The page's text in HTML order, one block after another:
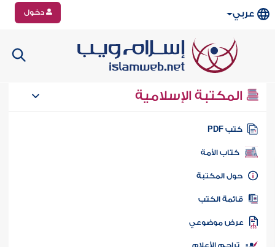
عربي دخول
المكتبة الإسلامية
كتب PDF
كتاب الأمة
المكتبة
الكتب